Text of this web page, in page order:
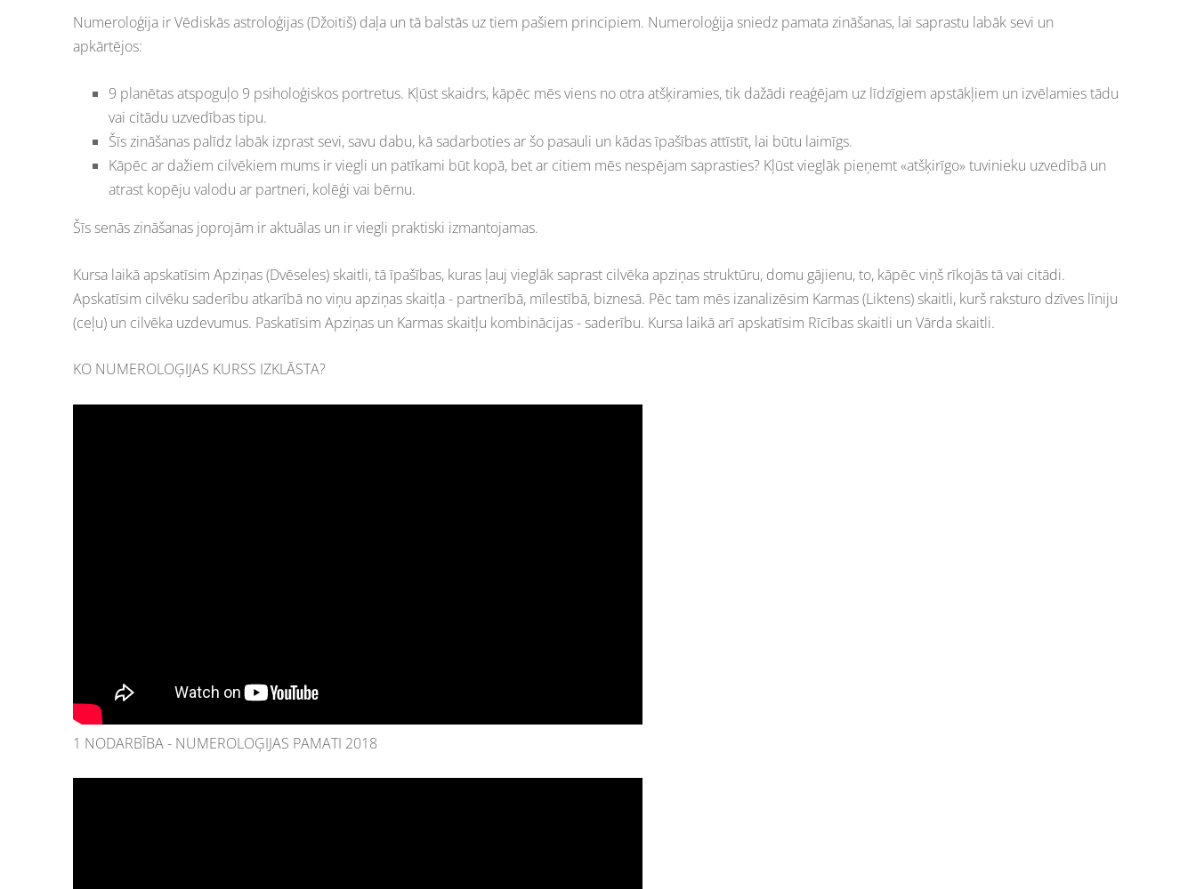
Numeroloģija ir Vēdiskās astroloģijas (Džoitiš) daļa un tā balstās uz tiem pašiem principiem. Numeroloģija sniedz pamata zināšanas, lai saprastu labāk sevi un
apkārtējos:
9 planētas atspoguļo 9 psiholoģiskos portretus. Kļūst skaidrs, kāpēc mēs viens no otra atšķiramies, tik dažādi reaģējam uz līdzīgiem apstākļiem un izvēlamies tādu
vai citādu uzvedības tipu.
Šīs zināšanas palīdz labāk izprast sevi, savu dabu, kā sadarboties ar šo pasauli un kādas īpašības attīstīt, lai būtu laimīgs.
Kāpēc ar dažiem cilvēkiem mums ir viegli un patīkami būt kopā, bet ar citiem mēs nespējam saprasties? Kļūst vieglāk pieņemt «atšķirīgo» tuvinieku uzvedībā un
atrast kopēju valodu ar partneri, kolēģi vai bērnu.
Šīs senās zināšanas joprojām ir aktuālas un ir viegli praktiski izmantojamas.
Kursa laikā apskatīsim Apziņas (Dvēseles) skaitli, tā īpašības, kuras ļauj vieglāk saprast cilvēka apziņas struktūru, domu gājienu, to, kāpēc viņš rīkojās tā vai citādi.
Apskatīsim cilvēku saderību atkarībā no viņu apziņas skaitļa - partnerībā, mīlestībā, biznesā. Pēc tam mēs izanalizēsim Karmas (Liktens) skaitli, kurš raksturo dzīves līniju
(ceļu) un cilvēka uzdevumus. Paskatīsim Apziņas un Karmas skaitļu kombinācijas - saderību. Kursa laikā arī apskatīsim Rīcības skaitli un Vārda skaitli.
KO NUMEROLOĢIJAS KURSS IZKLĀSTA?
1 NODARBĪBA - NUMEROLOĢIJAS PAMATI 2018